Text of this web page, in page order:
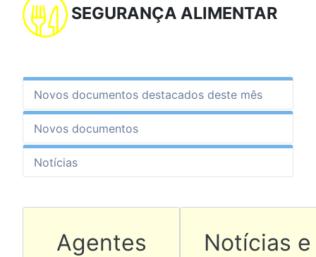
SEGURANÇA ALIMENTAR
Novos documentos destacados deste mês
Novos documentos
Notícias
Artigo anterior:
Agentes
Artigo
Notícias e